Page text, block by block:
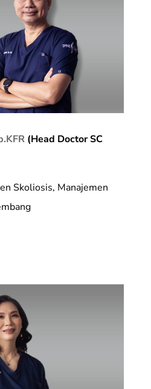
(Head Doctor SC
Skoliosis, Manajemen